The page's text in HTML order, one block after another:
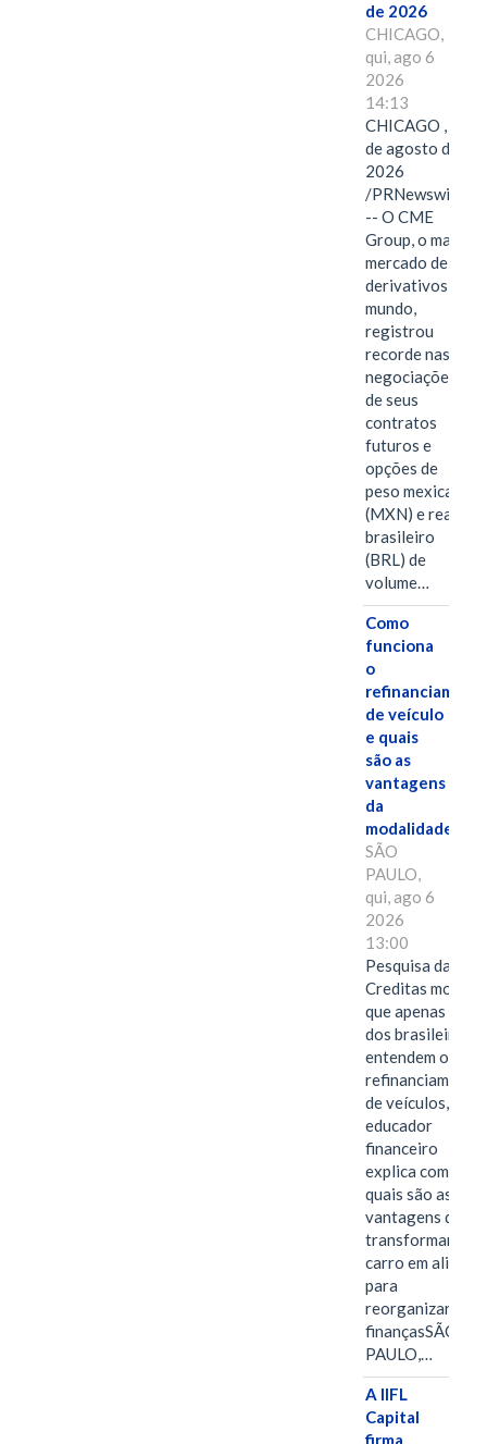
de 2026
CHICAGO,
qui, ago 6
2026
14:13
CHICAGO , 6
de agosto de
2026
/PRNewswire/
-- O CME
Group, o maior
mercado de
derivativos do
mundo,
registrou
recorde nas
negociações
de seus
contratos
futuros e
opções de
peso mexicano
(MXN) e real
brasileiro
(BRL) de
volume…
Como
funciona
o
de veículo
e quais
são as
vantagens
da
modalidade?
SÃO
PAULO,
qui, ago 6
2026
13:00
Pesquisa da
Creditas mostra
que apenas 28%
dos brasileiros
entendem o
refinanciamento
de veículos,
educador
financeiro
explica como e
quais são as
vantagens de
transformar o
carro em aliado
para
reorganizar as
finançasSÃO
PAULO,…
A IIFL
Capital
firma